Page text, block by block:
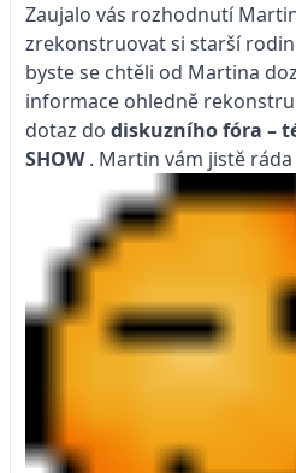
Zaujalo vás rozhodnutí
zrekonstruovat si starší
byste se chtěli od Martina
informace ohledně
dotaz do diskuzního fóra –
SHOW. Martin vám jistě